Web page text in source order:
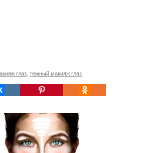
глаз темный макияж глаз